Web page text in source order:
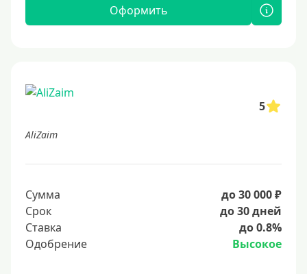
Оформить
5
AliZaim
Сумма
до 30 000 ₽
Срок
до 30 дней
Ставка
до 0.8%
Одобрение
Высокое